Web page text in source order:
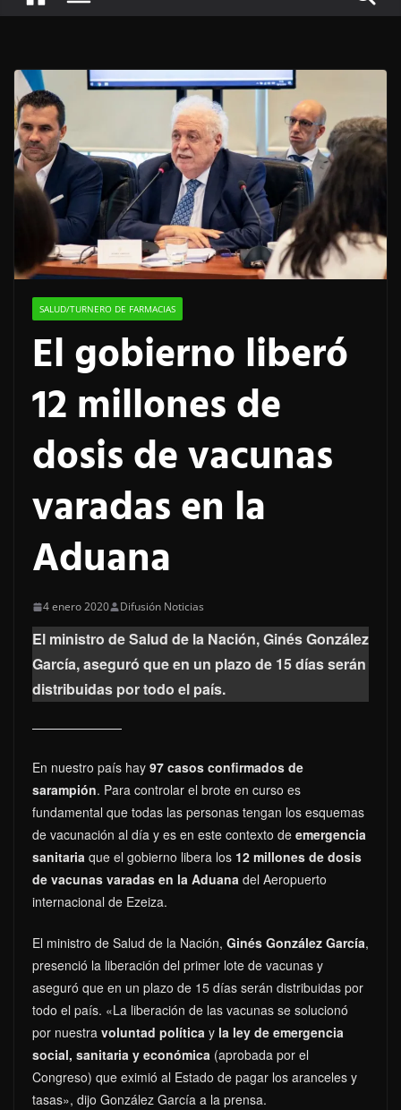
SALUD/TURNERO DE FARMACIAS
El gobierno liberó
12 millones de
dosis de vacunas
varadas en la
Aduana
4 enero 2020 Difusión Noticias
El ministro de Salud de la Nación, Ginés González
García, aseguró que en un plazo de 15 días serán
distribuidas por todo el país.
En nuestro país hay 97 casos confirmados de
sarampión. Para controlar el brote en curso es
fundamental que todas las personas tengan los esquemas
de vacunación al día y es en este contexto de emergencia
sanitaria que el gobierno libera los 12 millones de dosis
de vacunas varadas en la Aduana del Aeropuerto
internacional de Ezeiza.
El ministro de Salud de la Nación, Ginés González García,
presenció la liberación del primer lote de vacunas y
aseguró que en un plazo de 15 días serán distribuidas por
todo el país. «La liberación de las vacunas se solucionó
por nuestra voluntad política y la ley de emergencia
social, sanitaria y económica (aprobada por el
Congreso) que eximió al Estado de pagar los aranceles y
tasas», dijo González García a la prensa.